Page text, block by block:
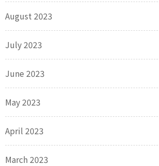
August 2023
July 2023
June 2023
May 2023
April 2023
March 2023